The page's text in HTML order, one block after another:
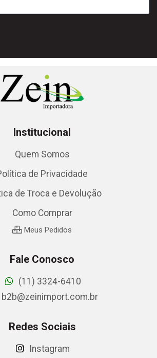
Institucional
Quem Somos
de Privacidade
de Troca e Devolução
Como Comprar
Meus Pedidos
Fale Conosco
(11) 3324-6410
b2b@zeinimport.com.br
Redes Sociais
Instagram